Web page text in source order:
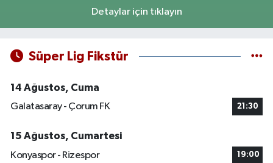
Detaylar için tıklayın
Süper Lig Fikstür
14 Ağustos, Cuma
Galatasaray - Çorum FK
21:30
15 Ağustos, Cumartesi
Konyaspor - Rizespor
19:00